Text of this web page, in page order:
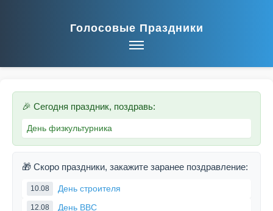
Голосовые Праздники
🎉 Сегодня праздник, поздравь:
День физкультурника
🎁 Скоро праздники, закажите заранее поздравление:
10.08 День строителя
12.08 День ВВС